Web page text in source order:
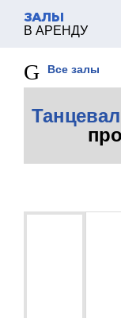
ЗАЛЫ
В АРЕНДУ
Все залы